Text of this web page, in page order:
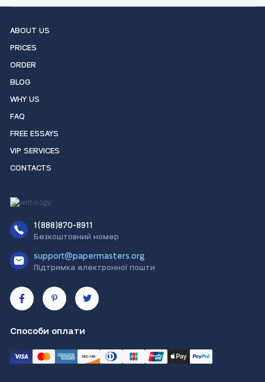
ABOUT US
PRICES
ORDER
BLOG
WHY US
FAQ
FREE ESSAYS
VIP SERVICES
CONTACTS
1(888)870-8911
Безкоштовний номер
support@papermasters.org
Підтримка електронної пошти
Способи оплати